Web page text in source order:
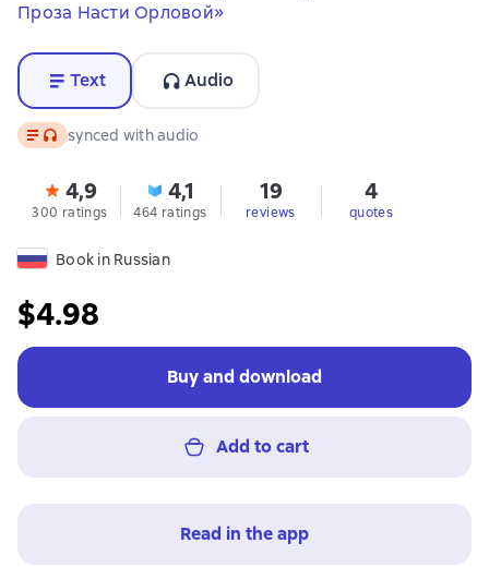
Проза Насти Орловой»
Text Audio
Text, audio format available
synced with audio
4,9
300 ratings
4,1
464 ratings
19
reviews
4
quotes
Book in Russian
$4.98
Buy and download
Add to cart
Read in the app